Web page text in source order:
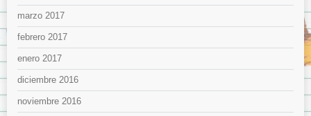
marzo 2017
febrero 2017
enero 2017
diciembre 2016
noviembre 2016